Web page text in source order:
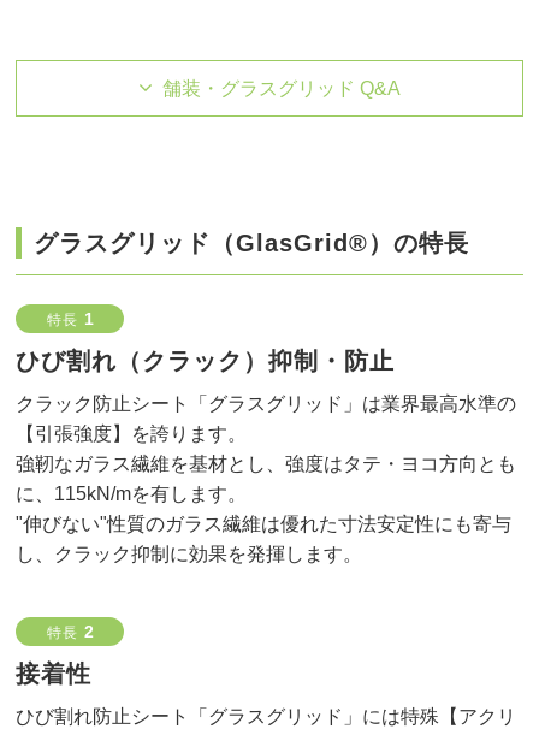
舗装・グラスグリッド Q&A
グラスグリッド（GlasGrid®）の特長
特長 1
ひび割れ（クラック）抑制・防止
クラック防止シート「グラスグリッド」は業界最高水準の
【引張強度】を誇ります。
強靭なガラス繊維を基材とし、強度はタテ・ヨコ方向とも
に、115kN/mを有します。
"伸びない"性質のガラス繊維は優れた寸法安定性にも寄与
し、クラック抑制に効果を発揮します。
特長 2
接着性
ひび割れ防止シート「グラスグリッド」には特殊【アクリ